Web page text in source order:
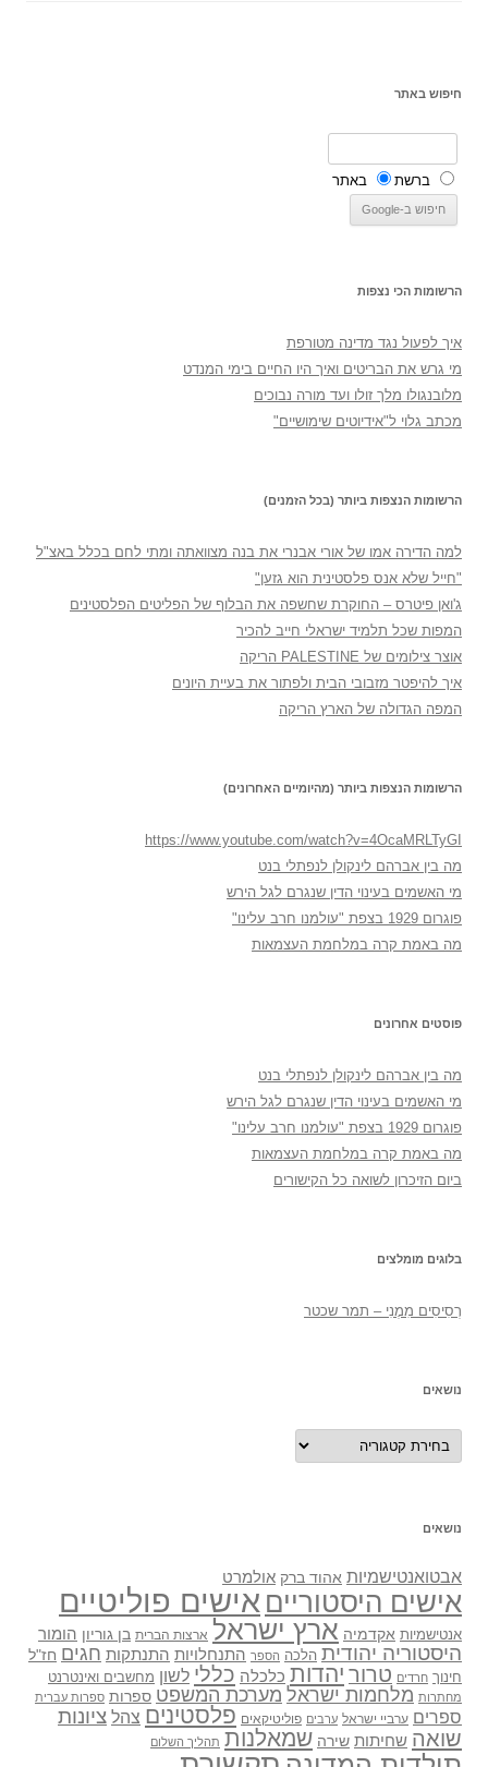
חיפוש באתר
ברשת באתר
הרשומות הכי נצפות
איך לפעול נגד מדינה מטורפת
מי גרש את הבריטים ואיך היו החיים בימי המנדט
מלובנגולו מלך זולו ועד מורה נבוכים
מכתב גלוי ל"אידיוטים שימושיים"
הרשומות הנצפות ביותר (בכל הזמנים)
למה הדירה אמו של אורי אבנרי את בנה מצוואתה ומתי לחם בכלל באצ"ל
"חייל שלא אנס פלסטינית הוא גזען"
ג'ואן פיטרס – החוקרת שחשפה את הבלוף של הפליטים הפלסטינים
המפות שכל תלמיד ישראלי חייב להכיר
אוצר צילומים של PALESTINE הריקה
איך להיפטר מזבובי הבית ולפתור את בעיית היונים
המפה הגדולה של הארץ הריקה
הרשומות הנצפות ביותר (מהיומיים האחרונים)
https://www.youtube.com/watch?v=4OcaMRLTyGI
מה בין אברהם לינקולן לנפתלי בנט
מי האשמים בעינוי הדין שנגרם לגל הירש
פוגרום 1929 בצפת "עולמנו חרב עלינו"
מה באמת קרה במלחמת העצמאות
פוסטים אחרונים
מה בין אברהם לינקולן לנפתלי בנט
מי האשמים בעינוי הדין שנגרם לגל הירש
פוגרום 1929 בצפת "עולמנו חרב עלינו"
מה באמת קרה במלחמת העצמאות
ביום הזיכרון לשואה כל הקישורים
בלוגים מומלצים
רְסִיסִים מִמֶנִי – תמר שכטר
נושאים
נושאים
נושאים
אבטואנטישמיות אהוד ברק אולמרט
אישים היסטוריים אישים פוליטיים
אנטישמיות אקדמיה ארץ ישראל ארצות הברית בן גוריון הומור
היסטוריה יהודית הלכה הספר התנחלויות התנתקות חגים חז"ל
חינוך חרדים טרור יהדות כלכלה כללי לשון מחשבים ואינטרנט
מחתרות מלחמות ישראל מערכת המשפט ספרות ספרות עברית
ספרים ערביי ישראל ערבים פוליטיקאים פלסטינים צהל ציונות
שואה שחיתות שירה שמאלנות תהליך השלום